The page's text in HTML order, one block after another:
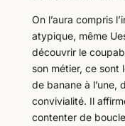
On l’aura compris
atypique, même
découvrir le
son métier, ce sont
de banane à l’une,
convivialité. Il
contenter de